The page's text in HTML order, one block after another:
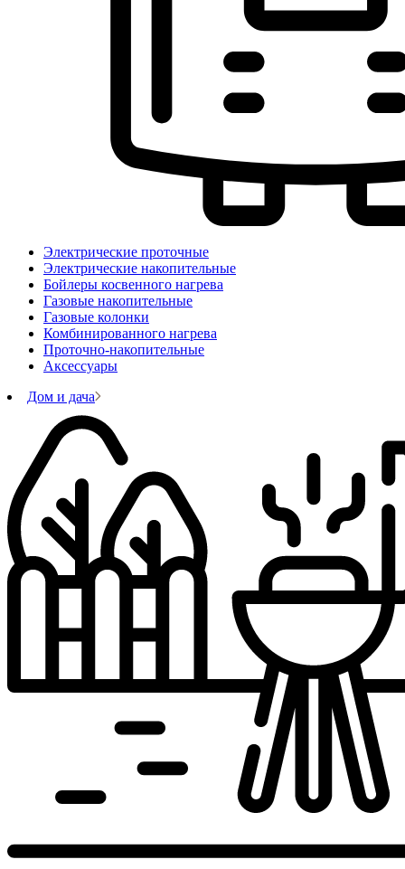
Электрические проточные
Электрические накопительные
Бойлеры косвенного нагрева
Газовые накопительные
Газовые колонки
Комбинированного нагрева
Проточно-накопительные
Аксессуары
Дом и дача